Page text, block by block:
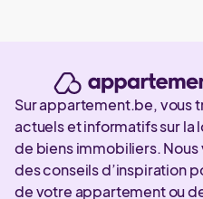
Sur appartement.be, vous
actuels et informatifs sur la
de biens immobiliers.
des conseils d’inspiration
de votre appartement ou